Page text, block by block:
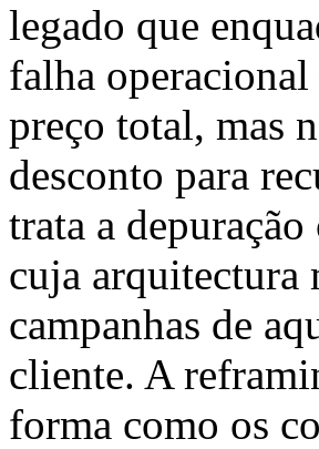
legado que
falha
preço total, mas
desconto para
trata a
cuja arquitectura
campanhas de
cliente. A
forma como os